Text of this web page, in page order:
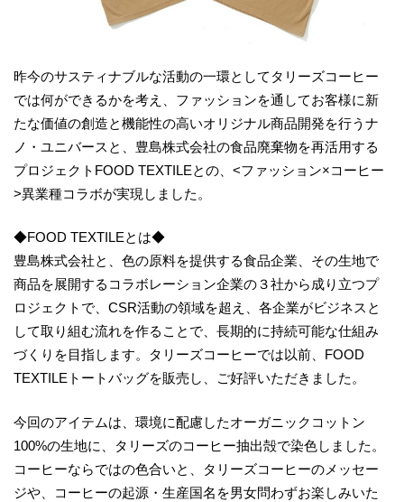
昨今のサスティナブルな活動の一環としてタリーズコーヒー
では何ができるかを考え、ファッションを通してお客様に新
たな価値の創造と機能性の高いオリジナル商品開発を行うナ
ノ・ユニバースと、豊島株式会社の食品廃棄物を再活用する
プロジェクトFOOD TEXTILEとの、<ファッション×コーヒー
>異業種コラボが実現しました。
◆FOOD TEXTILEとは◆
豊島株式会社と、色の原料を提供する食品企業、その生地で
商品を展開するコラボレーション企業の３社から成り立つプ
ロジェクトで、CSR活動の領域を超え、各企業がビジネスと
して取り組む流れを作ることで、長期的に持続可能な仕組み
づくりを目指します。タリーズコーヒーでは以前、FOOD
TEXTILEトートバッグを販売し、ご好評いただきました。
今回のアイテムは、環境に配慮したオーガニックコットン
100%の生地に、タリーズのコーヒー抽出殻で染色しました。
コーヒーならではの色合いと、タリーズコーヒーのメッセー
ジや、コーヒーの起源・生産国名を男女問わずお楽しみいた